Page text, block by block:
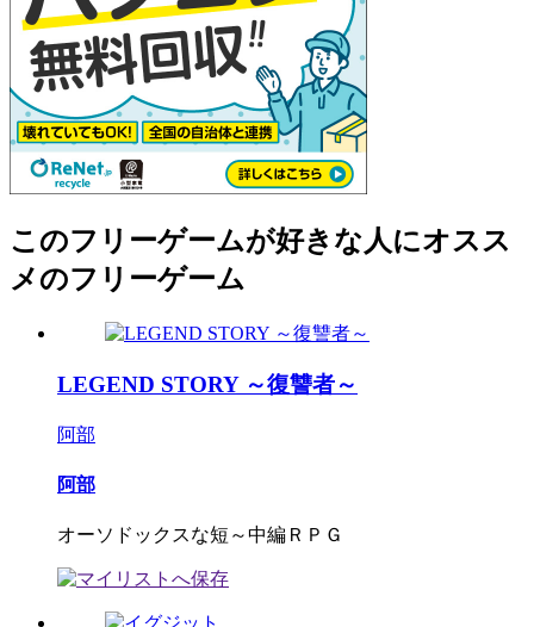
このフリーゲームが好きな人にオスス
メのフリーゲーム
LEGEND STORY ～復讐者～
阿部
阿部
オーソドックスな短～中編ＲＰＧ